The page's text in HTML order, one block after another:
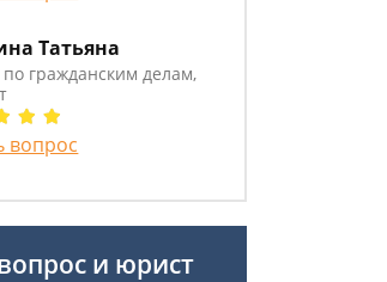
Татьяна
гражданским делам,
вопрос
и юрист